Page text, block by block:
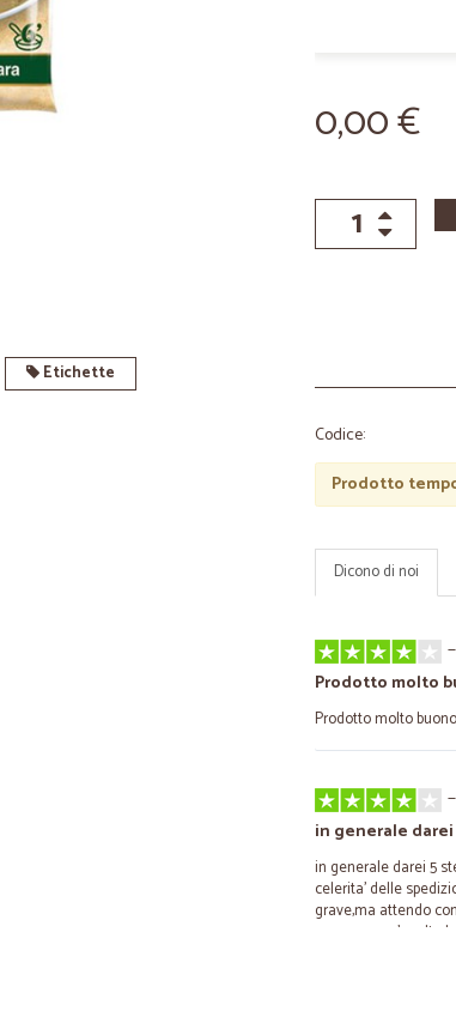
Etichette
0,00 €
Codice:
Prodotto
Dicono di noi
—
Prodotto molto
Prodotto molto
—
in generale
in generale darei 5
celerita' delle
grave,ma attendo
comunque e' molto